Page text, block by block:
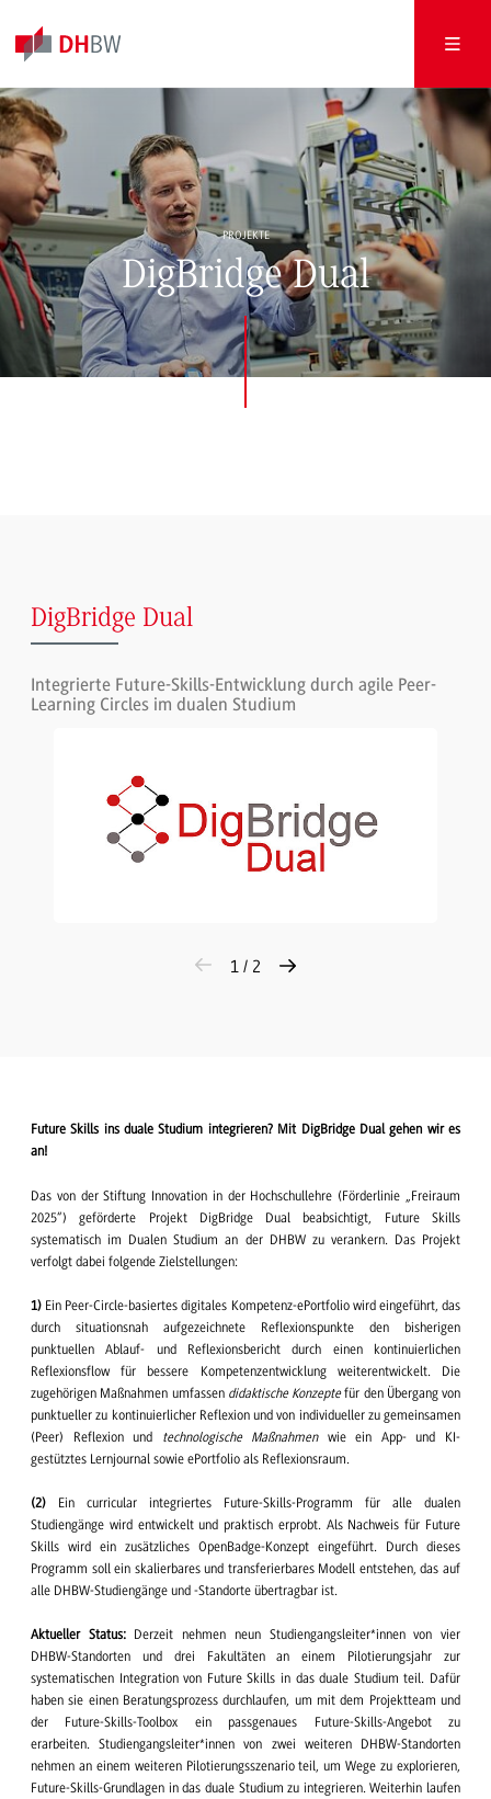
PROJEKTE
DigBridge Dual
DigBridge Dual
Integrierte Future-Skills-Entwicklung durch agile Peer-
Learning Circles im dualen Studium
1 / 2
Future Skills ins duale Studium integrieren? Mit DigBridge Dual gehen wir es
an!
Das von der Stiftung Innovation in der Hochschullehre (Förderlinie „Freiraum
2025“) geförderte Projekt DigBridge Dual beabsichtigt, Future Skills
systematisch im Dualen Studium an der DHBW zu verankern. Das Projekt
verfolgt dabei folgende Zielstellungen:
1) Ein Peer-Circle-basiertes digitales Kompetenz-ePortfolio wird eingeführt, das
durch situationsnah aufgezeichnete Reflexionspunkte den bisherigen
punktuellen Ablauf- und Reflexionsbericht durch einen kontinuierlichen
Reflexionsflow für bessere Kompetenzentwicklung weiterentwickelt. Die
zugehörigen Maßnahmen umfassen didaktische Konzeptefür den Übergang von
punktueller zu kontinuierlicher Reflexion und von individueller zu gemeinsamen
(Peer) Reflexion und technologische Maßnahmen wie ein App- und KI-
gestütztes Lernjournal sowie ePortfolio als Reflexionsraum.
(2) Ein curricular integriertes Future-Skills-Programm für alle dualen
Studiengänge wird entwickelt und praktisch erprobt. Als Nachweis für Future
Skills wird ein zusätzliches OpenBadge-Konzept eingeführt. Durch dieses
Programm soll ein skalierbares und transferierbares Modell entstehen, das auf
alle DHBW-Studiengänge und -Standorte übertragbar ist.
Aktueller Status: Derzeit nehmen neun Studiengangsleiter*innen von vier
DHBW-Standorten und drei Fakultäten an einem Pilotierungsjahr zur
systematischen Integration von Future Skills in das duale Studium teil. Dafür
haben sie einen Beratungsprozess durchlaufen, um mit dem Projektteam und
der Future-Skills-Toolbox ein passgenaues Future-Skills-Angebot zu
erarbeiten. Studiengangsleiter*innen von zwei weiteren DHBW-Standorten
nehmen an einem weiteren Pilotierungsszenario teil, um Wege zu explorieren,
Future-Skills-Grundlagen in das duale Studium zu integrieren. Weiterhin laufen